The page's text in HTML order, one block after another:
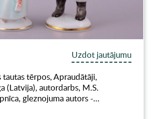
Uzdot jautājumu
tērpos, Apraudātāji,
(Latvija), autordarbs, M.S.
gleznojuma autors -…